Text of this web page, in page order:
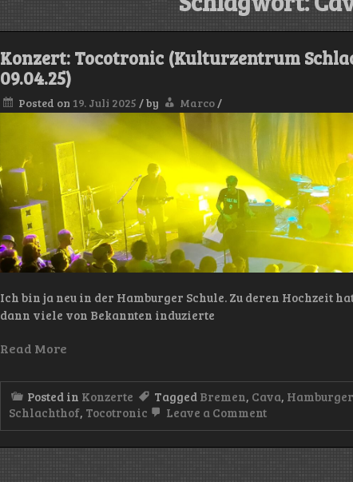
Konzert: Tocotronic (Kulturzentrum
09.04.25)
Posted on 19. Juli 2025 /by Marco/
Ich bin ja neu in der Hamburger Schule. Zu deren Hochzeit
dann viele von Bekannten induzierte
Read More
Posted in Konzerte Tagged Bremen, Cava,
Schlachthof, Tocotronic Leave a Commenton
(Kulturzentrum